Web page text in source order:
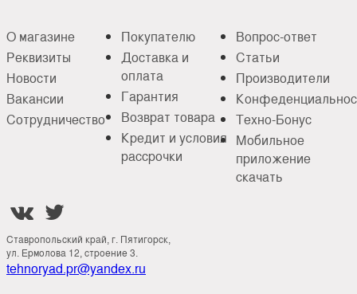
О магазине
Реквизиты
Новости
Вакансии
Сотрудничество
Покупателю
Доставка и
оплата
Гарантия
Возврат товара
Кредит и условия
рассрочки
Вопрос-ответ
Статьи
Производители
Техно-Бонус
Мобильное
приложение
скачать
 
Ставропольский край, г. Пятигорск,
ул. Ермолова 12, строение 3.
tehnoryad.pr@yandex.ru